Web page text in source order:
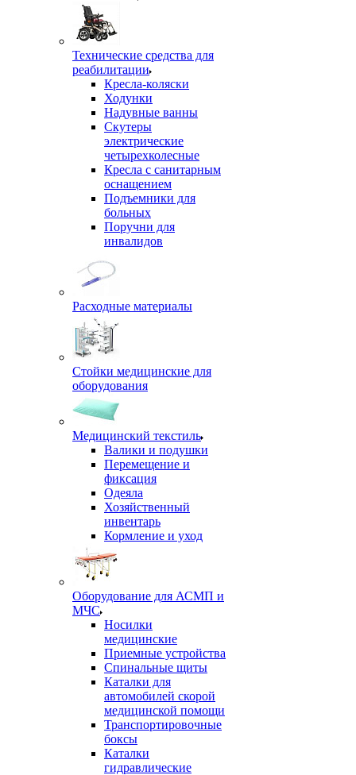
Технические средства для
реабилитации
Кресла-коляски
Ходунки
Надувные ванны
Скутеры
электрические
четырехколесные
Кресла с санитарным
оснащением
Подъемники для
больных
Поручни для
инвалидов
Расходные материалы
Стойки медицинские для
оборудования
Медицинский текстиль
Валики и подушки
Перемещение и
фиксация
Одеяла
Хозяйственный
инвентарь
Кормление и уход
Оборудование для АСМП и
МЧС
Носилки
медицинские
Приемные устройства
Спинальные щиты
Каталки для
автомобилей скорой
медицинской помощи
Транспортировочные
боксы
Каталки
гидравлические